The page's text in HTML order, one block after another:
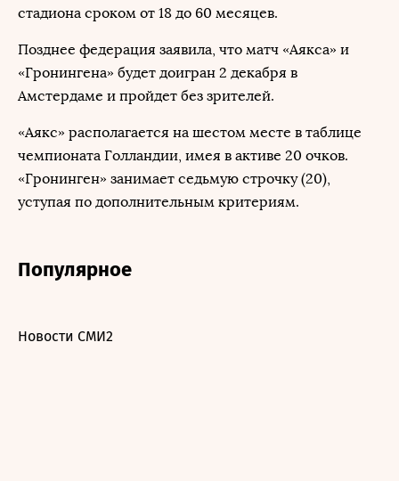
стадиона сроком от 18 до 60 месяцев.
Позднее федерация заявила, что матч «Аякса» и
«Гронингена» будет доигран 2 декабря в
Амстердаме и пройдет без зрителей.
«Аякс» располагается на шестом месте в таблице
чемпионата Голландии, имея в активе 20 очков.
«Гронинген» занимает седьмую строчку (20),
уступая по дополнительным критериям.
Популярное
Новости СМИ2